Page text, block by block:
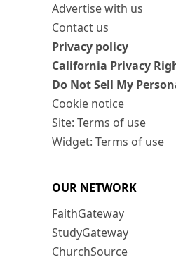
Advertise with us
Contact us
Privacy policy
California Privacy
Do Not Sell My
Cookie notice
Site: Terms of use
Widget: Terms of use
OUR NETWORK
FaithGateway
StudyGateway
ChurchSource